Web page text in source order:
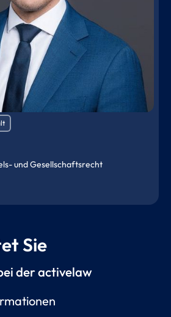
und Gesellschaftsrecht
Sie
der activelaw